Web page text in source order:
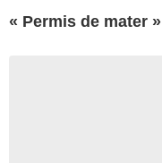
« Permis de mater »